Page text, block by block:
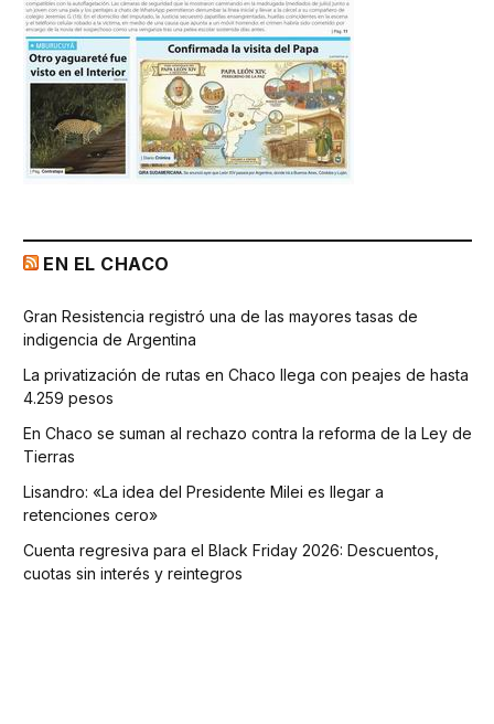
EN EL CHACO
Gran Resistencia registró una de las mayores tasas de
indigencia de Argentina
La privatización de rutas en Chaco llega con peajes de hasta
4.259 pesos
En Chaco se suman al rechazo contra la reforma de la Ley de
Tierras
Lisandro: «La idea del Presidente Milei es llegar a
retenciones cero»
Cuenta regresiva para el Black Friday 2026: Descuentos,
cuotas sin interés y reintegros